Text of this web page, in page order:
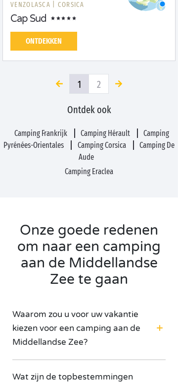
VENZOLASCA | CORSICA
Cap Sud
ONTDEKKEN
1 2
Ontdek ook
Camping Frankrijk Camping Hérault
Camping
Pyrénées-Orientales
Camping Corsica
Camping De
Aude
Camping Eraclea
Onze goede redenen
om naar een camping
aan de Middellandse
Zee te gaan
Waarom zou u voor uw vakantie
kiezen voor een camping aan de
Middellandse Zee?
Wat zijn de topbestemmingen